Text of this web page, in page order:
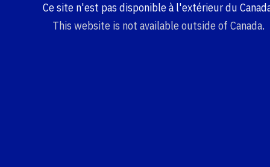
Ce site n'est pas disponible à l'extérieur du
This website is not available outside of Canada.